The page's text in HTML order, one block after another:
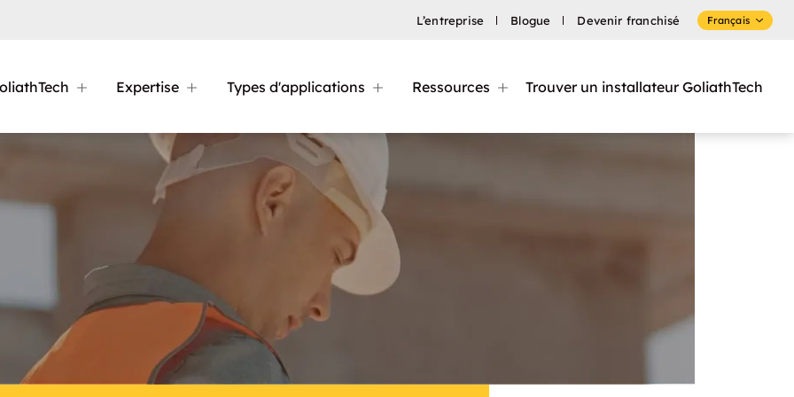
L’entreprise Blogue Devenir franchisé Français
Expertise Types d'applications Ressources Trouver un installateur GoliathTech